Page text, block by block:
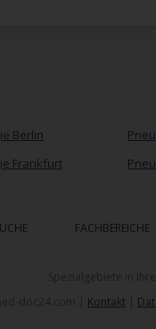
Berlin
Frankfurt
FACHBEREICHE
Kontakt